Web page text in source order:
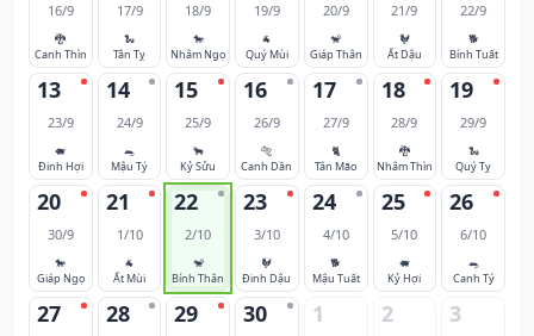
16/9
🐉
Canh Thìn
17/9
🐍
Tân Tỵ
18/9
🐎
Nhâm Ngọ
19/9
🐐
Quý Mùi
20/9
🐒
Giáp Thân
21/9
🐓
Ất Dậu
22/9
🐕
Bính Tuất
13
23/9
🐖
Đinh Hợi
14
24/9
🐀
Mậu Tý
15
25/9
🐂
Kỷ Sửu
16
26/9
🐅
Canh Dần
17
27/9
🐈
Tân Mão
18
28/9
🐉
Nhâm Thìn
19
29/9
🐍
Quý Tỵ
20
30/9
🐎
Giáp Ngọ
21
1/10
🐐
Ất Mùi
22
2/10
🐒
Bính Thân
23
3/10
🐓
Đinh Dậu
24
4/10
🐕
Mậu Tuất
25
5/10
🐖
Kỷ Hợi
26
6/10
🐀
Canh Tý
27 28 29 30 1 2 3